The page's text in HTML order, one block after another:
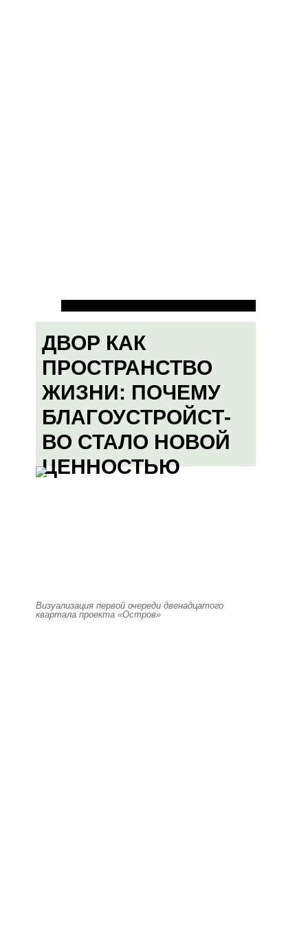
ДВОР КАК
ПРОСТРАНСТВО
ЖИЗНИ: ПОЧЕМУ
БЛАГОУСТРОЙСТ-
ВО СТАЛО НОВОЙ
ЦЕННОСТЬЮ
Визуализация первой очереди двенадцатого
квартала проекта «Остров»